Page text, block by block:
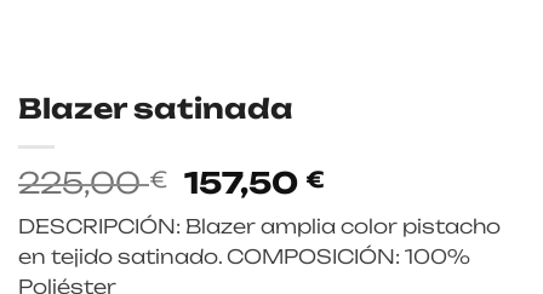
Blazer satinada
225,00€
El
precio
original
era:
157,50 €
precio
actual
es:
DESCRIPCIÓN: Blazer amplia color pistacho
en tejido satinado. COMPOSICIÓN: 100%
Poliéster